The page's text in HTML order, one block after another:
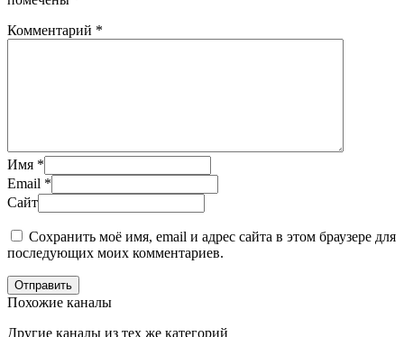
Комментарий *
Имя *
Email *
Сайт
Сохранить моё имя, email и адрес сайта в этом браузере для
последующих моих комментариев.
Отправить
Похожие каналы
Другие каналы из тех же категорий